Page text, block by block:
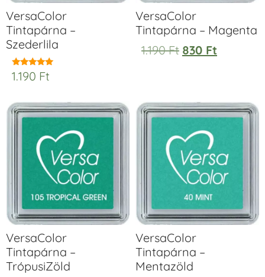
VersaColor
Tintapárna –
Szederlila
Értékelés:
5.00
1.190 Ft
VersaColor
Tintapárna – Magenta
1.190Ft 830 Ft
VersaColor
Tintapárna –
TrópusiZöld
VersaColor
Tintapárna –
Mentazöld